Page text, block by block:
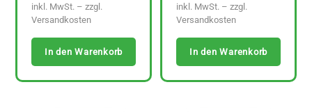
inkl. MwSt. – zzgl.
Versandkosten
In den Warenkorb
inkl. MwSt. – zzgl.
Versandkosten
In den Warenkorb